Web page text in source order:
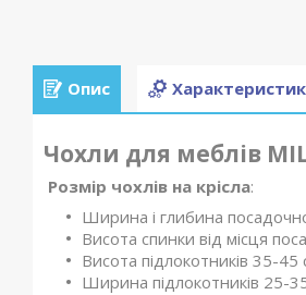
Опис
Чохли для меблів
Розмір чохлів на крісла:
Ширина і глибина
Висота спинки від місця
Висота підлокотників 35-45
Ширина підлокотників 25-